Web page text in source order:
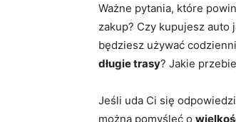
Ważne pytania, które
zakup? Czy kupujesz auto
będziesz używać
długie trasy? Jakie
Jeśli uda Ci się
można pomyśleć o